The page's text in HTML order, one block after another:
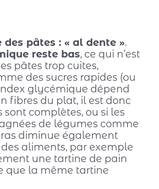
pâtes : « al dente ».
reste bas, ce qui n’est
pâtes trop cuites,
des sucres rapides (ou
glycémique dépend
fibres du plat, il est donc
sont complètes, ou si les
de légumes comme
diminue également
aliments, par exemple
une tartine de pain
que la même tartine